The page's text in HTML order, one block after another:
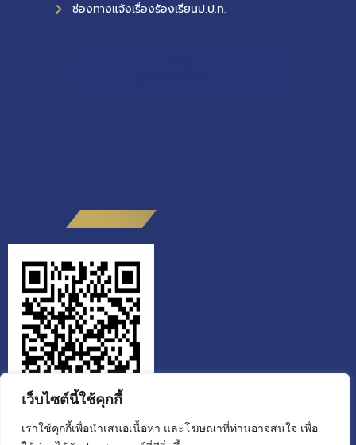
เว็บไซต์นี้ใช้คุกกี้
เราใช้คุกกี้เพื่อนำเสนอเนื้อหา และโฆษณาที่ท่านอาจสนใจ เพื่อ
ช่องทางแจ้งเรื่องร้องเรียนป.ป.ท.